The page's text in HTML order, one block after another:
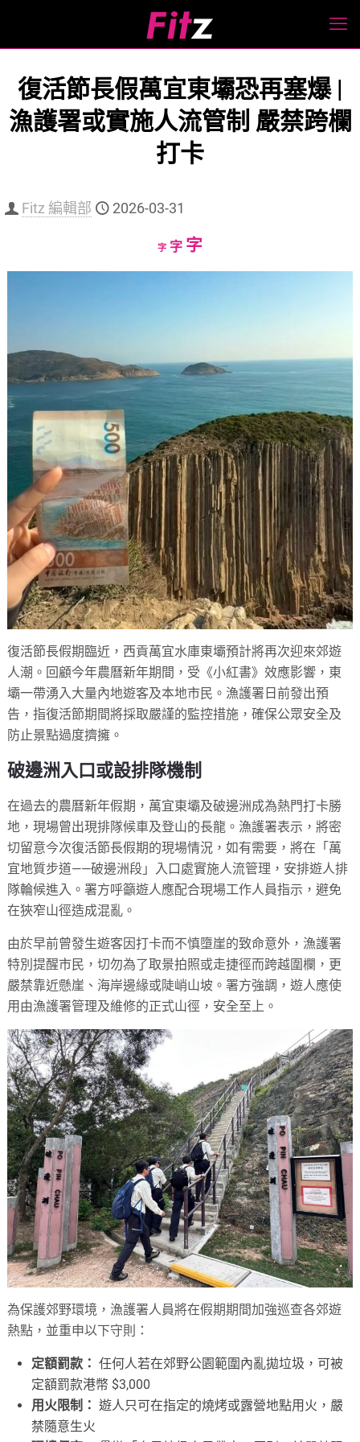
復活節長假萬宜東壩恐再塞爆 |
漁護署或實施人流管制 嚴禁跨欄
打卡
Fitz 編輯部 2026-03-31
字Decrease
字Reset
字Increase
復活節長假期臨近，西貢萬宜水庫東壩預計將再次迎來郊遊
人潮。回顧今年農曆新年期間，受《小紅書》效應影響，東
壩一帶湧入大量內地遊客及本地市民。漁護署日前發出預
告，指復活節期間將採取嚴謹的監控措施，確保公眾安全及
防止景點過度擠擁。
破邊洲入口或設排隊機制
在過去的農曆新年假期，萬宜東壩及破邊洲成為熱門打卡勝
地，現場曾出現排隊候車及登山的長龍。漁護署表示，將密
切留意今次復活節長假期的現場情況，如有需要，將在「萬
宜地質步道——破邊洲段」入口處實施人流管理，安排遊人排
隊輪候進入。署方呼籲遊人應配合現場工作人員指示，避免
在狹窄山徑造成混亂。
由於早前曾發生遊客因打卡而不慎墮崖的致命意外，漁護署
特別提醒市民，切勿為了取景拍照或走捷徑而跨越圍欄，更
嚴禁靠近懸崖、海岸邊緣或陡峭山坡。署方強調，遊人應使
用由漁護署管理及維修的正式山徑，安全至上。
為保護郊野環境，漁護署人員將在假期期間加強巡查各郊遊
熱點，並重申以下守則：
定額罰款： 任何人若在郊野公園範圍內亂拋垃圾，可被
定額罰款港幣 $3,000
用火限制： 遊人只可在指定的燒烤或露營地點用火，嚴
禁隨意生火